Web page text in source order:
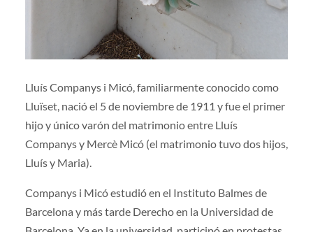
Lluís Companys i Micó, familiarmente conocido como
Lluïset, nació el 5 de noviembre de 1911 y fue el primer
hijo y único varón del matrimonio entre Lluís
Companys y Mercè Micó (el matrimonio tuvo dos hijos,
Lluís y Maria).
Companys i Micó estudió en el Instituto Balmes de
Barcelona y más tarde Derecho en la Universidad de